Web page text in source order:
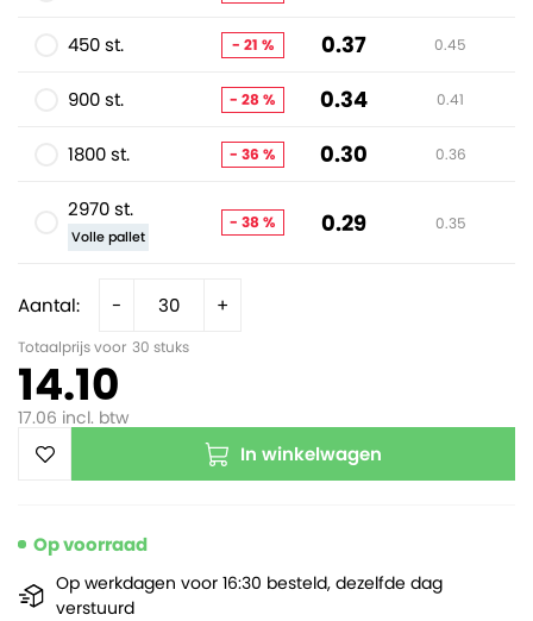
Aantal: - +
Totaalprijs voor 30 stuks
14.10
17.06 incl. btw
In winkelwagen
450 st. - 21 % 0.37 0.45
900 st. - 28 % 0.34 0.41
1800 st. - 36 % 0.30 0.36
2970 st.
Volle pallet
- 38 % 0.29 0.35
Op voorraad
Op werkdagen voor 16:30 besteld, dezelfde dag
verstuurd